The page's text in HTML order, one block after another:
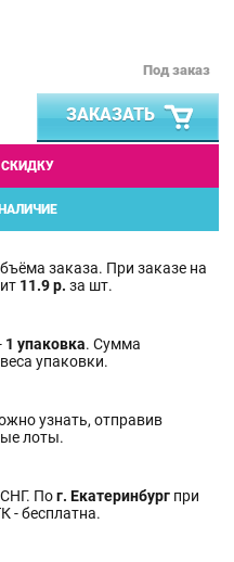
Под заказ
ЗАКАЗАТЬ
заказа. При заказе на
11.9 р. за шт.
1 упаковка. Сумма
упаковки.
узнать, отправив
лоты.
Пог. Екатеринбург при
- бесплатна.